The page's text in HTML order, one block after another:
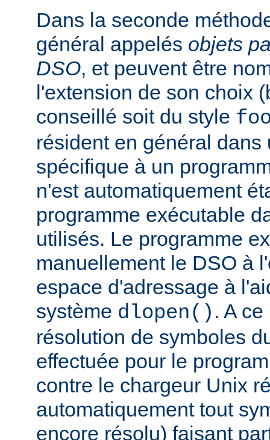
Dans la seconde
général appelés objets
DSO, et peuvent être
l'extension de son choix
conseillé soit du style
résident en général dans
spécifique à un
n'est automatiquement
programme exécutable
utilisés. Le programme
manuellement le DSO à
espace d'adressage à
système dlopen() . A
résolution de symboles
effectuée pour le
contre le chargeur Unix
automatiquement tout
encore résolu) faisant